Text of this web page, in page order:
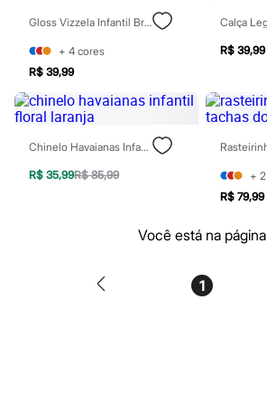
Patrulha Canina
Stitch
Beleza
Perfumes árabes
Novidades
Condicionador
Escovas e Pentes
Finalizadores
Cuidados com o corpo
Cuidados com o rosto
Gloss Vizzela Infantil Brilha Brilha Aurora 3ml
+ 4 cores
R$ 39,99
R$ 39,99
Chinelo Havaianas Infantil Floral Laranja
R$ 35,99R$ 85,99 + 2
R$ 79,99
Você está na página
1